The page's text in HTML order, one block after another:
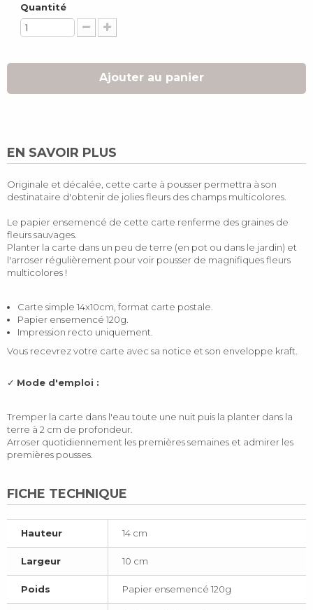
Quantité
Ajouter au panier
EN SAVOIR PLUS
Originale et décalée, cette carte à pousser permettra à son
destinataire d'obtenir de jolies fleurs des champs multicolores.
Le papier ensemencé de cette carte renferme des graines de
fleurs sauvages.
Planter la carte dans un peu de terre (en pot ou dans le jardin) et
l'arroser régulièrement pour voir pousser de magnifiques fleurs
multicolores !
Carte simple 14x10cm, format carte postale.
Papier ensemencé 120g.
Impression recto uniquement.
Vous recevrez votre carte avec sa notice et son enveloppe kraft.
✓ Mode d'emploi :
Tremper la carte dans l'eau toute une nuit puis la planter dans la
terre à 2 cm de profondeur.
Arroser quotidiennement les premières semaines et admirer les
premières pousses.
FICHE TECHNIQUE
Hauteur 14 cm
Largeur 10 cm
Poids Papier ensemencé 120g